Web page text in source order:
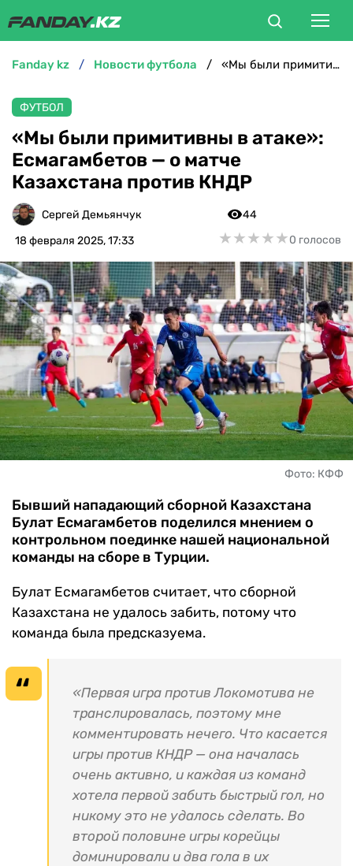
БОКС
ММА
ТЕННИС
ХОККЕЙ
ФУТЗАЛ
ВЕЛОСПОРТ
ЧМ-2026
ДРУГИЕ
БУКМЕКЕРЫ
fanday kz новости футбола «Мы были примитивны в атаке»: Есмагамбетов — о матче Казахстана против КНДР
ФУТБОЛ
«Мы были примитивны в атаке»:
Есмагамбетов — о матче
Казахстана против КНДР
Сергей Демьянчук
18 февраля 2025, 17:33
44
★★★★★
★★★★★0 голосов
Фото: КФФ
Бывший нападающий сборной Казахстана
Булат Есмагамбетов поделился мнением о
контрольном поединке нашей национальной
команды на сборе в Турции.
Булат Есмагамбетов считает, что сборной
Казахстана не удалось забить, потому что
команда была предсказуема.
«Первая игра против Локомотива не
транслировалась, поэтому мне
комментировать нечего. Что касается
игры против КНДР — она началась
очень активно, и каждая из команд
хотела первой забить быстрый гол, но
никому это не удалось сделать. Во
второй половине игры корейцы
доминировали и два гола в их